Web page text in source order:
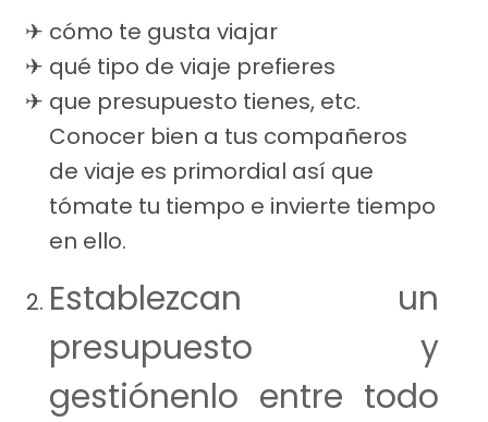
cómo te gusta viajar
qué tipo de viaje prefieres
que presupuesto tienes, etc.
Conocer bien a tus compañeros
de viaje es primordial así que
tómate tu tiempo e invierte tiempo
en ello.
Establezcan un
presupuesto y
gestiónenlo entre todo